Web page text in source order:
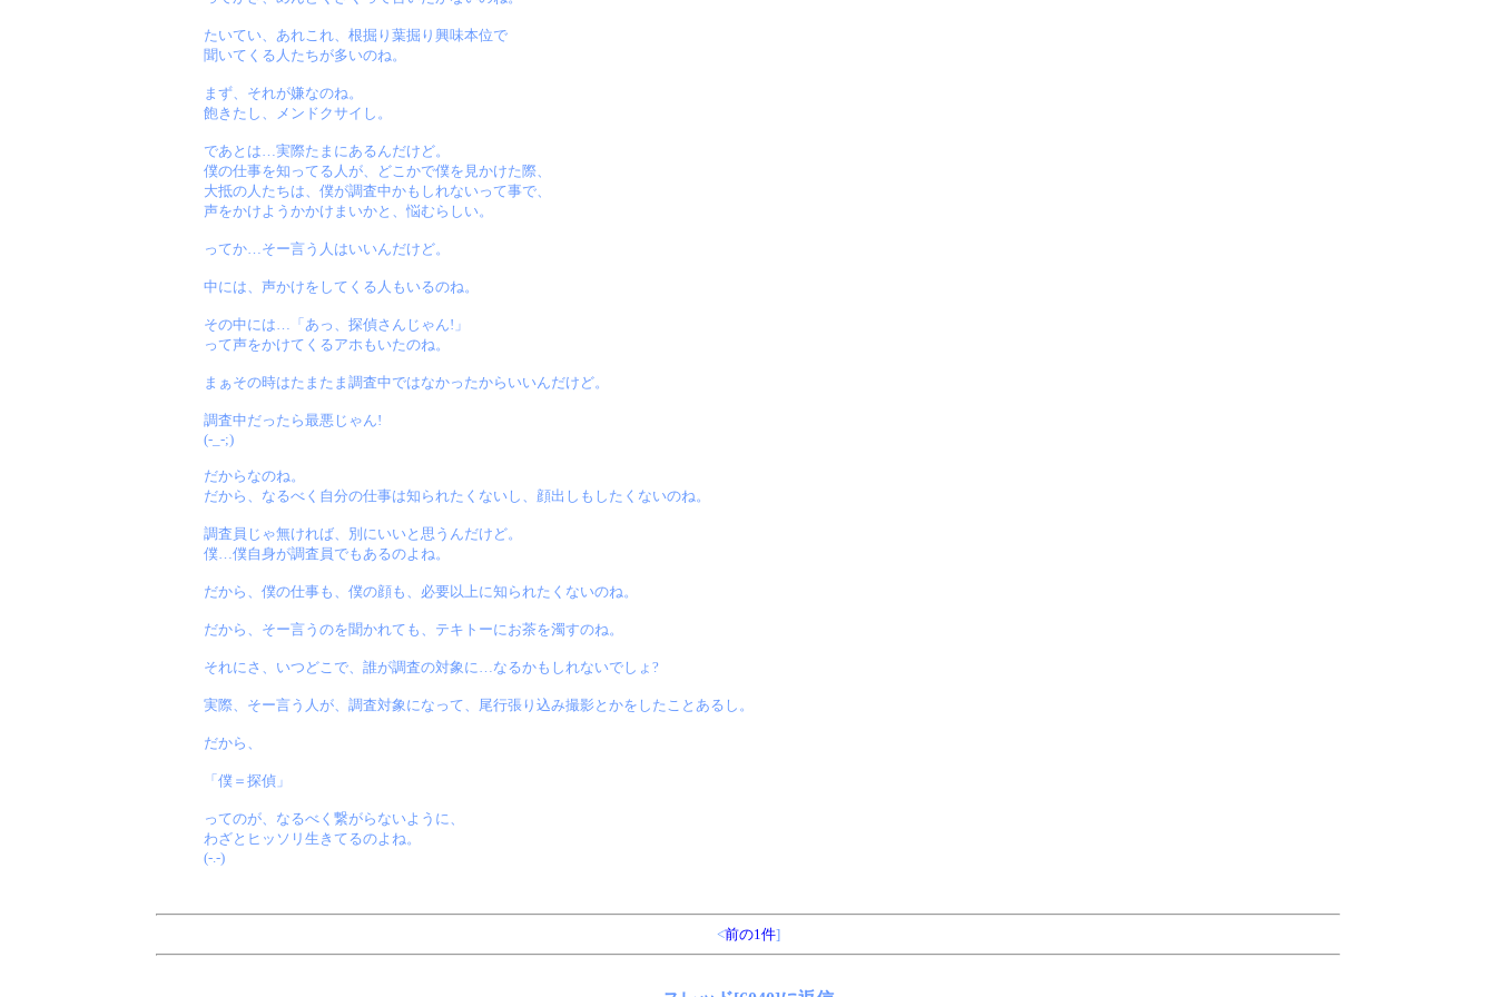
たいてい、あれこれ、根掘り葉掘り興味本位で
聞いてくる人たちが多いのね。
まず、それが嫌なのね。
飽きたし、メンドクサイし。
であとは…実際たまにあるんだけど。
僕の仕事を知ってる人が、どこかで僕を見かけた際、
大抵の人たちは、僕が調査中かもしれないって事で、
声をかけようかかけまいかと、悩むらしい。
ってか…そー言う人はいいんだけど。
中には、声かけをしてくる人もいるのね。
その中には…「あっ、探偵さんじゃん!」
って声をかけてくるアホもいたのね。
まぁその時はたまたま調査中ではなかったからいいんだけど。
調査中だったら最悪じゃん!
(-_-;)
だからなのね。
だから、なるべく自分の仕事は知られたくないし、顔出しもしたくないのね。
調査員じゃ無ければ、別にいいと思うんだけど。
僕…僕自身が調査員でもあるのよね。
だから、僕の仕事も、僕の顔も、必要以上に知られたくないのね。
だから、そー言うのを聞かれても、テキトーにお茶を濁すのね。
それにさ、いつどこで、誰が調査の対象に…なるかもしれないでしょ?
実際、そー言う人が、調査対象になって、尾行張り込み撮影とかをしたことあるし。
だから、
「僕＝探偵」
ってのが、なるべく繋がらないように、
わざとヒッソリ生きてるのよね。
(-.-)
<前の1件]